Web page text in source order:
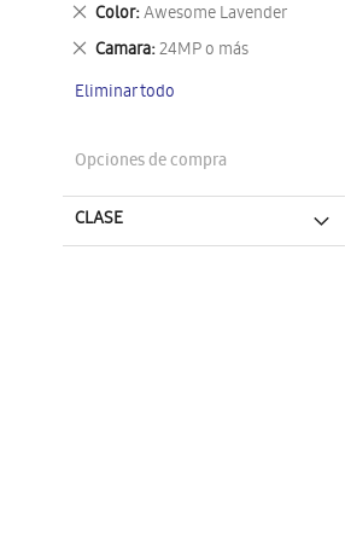
artículo
Color Awesome Lavender
Eliminar
este
artículo
Camara 24MP o más
Eliminar
artículo
Eliminar todo
Opciones de compra
CLASE